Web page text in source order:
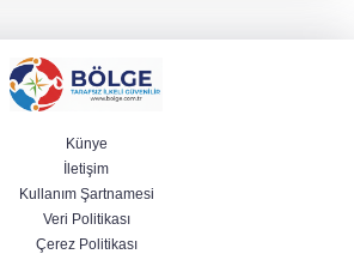
Künye
İletişim
Kullanım Şartnamesi
Veri Politikası
Çerez Politikası